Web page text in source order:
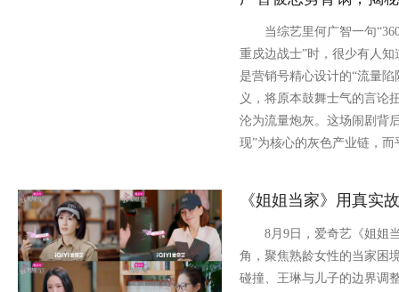
当综艺里何广智一句
重戍边战士”时，很少有人
是营销号精心设计的“流量
义，将原本鼓舞士气的言论
沦为流量炮灰。这场闹剧背
现”为核心的灰色产业链，而
《姐姐当家》用真实
8月9日，爱奇艺《姐姐当
角，聚焦熟龄女性的当家
碰撞、王琳与儿子的边界调